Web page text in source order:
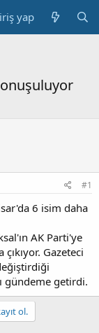
yap
#1
6 isim daha
AK Parti'ye
Gazeteci
gündeme getirdi.
ol.